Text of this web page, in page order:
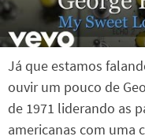
Já que estamos
ouvir um pouco de
de 1971 liderando as
americanas com uma